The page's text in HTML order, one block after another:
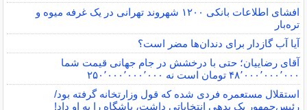
افشای اطلاعات بانکی ۱۲۰۰ شهروند تهرانی در یک غرفه میوه و
تره‌بار
آیا آب گازدار برای دندان‌ها مضر است؟
آقای رضاییان؛ حتی با درخشش در جام جهانی قیمت شما
۴۸٬۰۰۰٬۰۰۰٬۰۰۰ تومان است نه ۲۵۰٬۰۰۰٬۰۰۰٬۰۰۰
استقلال مستعمره فردی شده که قول وزارتخانه گرفته بود/
رئیس‌جمهور یک بدهی انتخاباتی داشت، باشگاه را به او داد!